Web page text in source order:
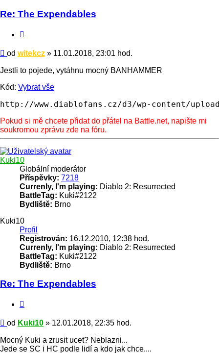
Re: The Expendables
Příspěvek
od witekcz » 11.01.2018, 23:01 hod.
Jestli to pojede, vytáhnu mocný BANHAMMER
Kód: Vybrat vše
http://www.diablofans.cz/d3/wp-content/
Pokud si mě chcete přidat do přátel na Battle.net, napište mi
soukromou zprávu zde na fóru.
Nahoru
Kuki10
Globální moderátor
Příspěvky: 7218
Currenly, I'm playing: Diablo 2: Resurrected
BattleTag: Kuki#2122
Bydliště: Brno
Kuki10
Profil
Registrován: 16.12.2010, 12:38 hod.
Currenly, I'm playing: Diablo 2: Resurrected
BattleTag: Kuki#2122
Bydliště: Brno
Re: The Expendables
Příspěvek
od Kuki10 » 12.01.2018, 22:35 hod.
Mocný Kuki a zrusit ucet? Neblazni...
Jede se SC i HC podle lidí a kdo jak chce....